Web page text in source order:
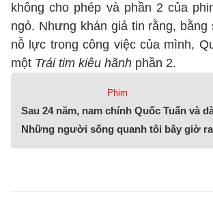
không cho phép và phần 2 của
ngỏ. Nhưng khán giả tin rằng,
nỗ lực trong công việc của mình,
một Trái tim kiêu hãnh phần 2.
Phim
Sau 24 năm, nam chính Quốc Tuấn và
Những người sống quanh tôi bây giờ